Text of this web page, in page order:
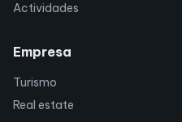
Actividades
Empresa
Turismo
Real estate